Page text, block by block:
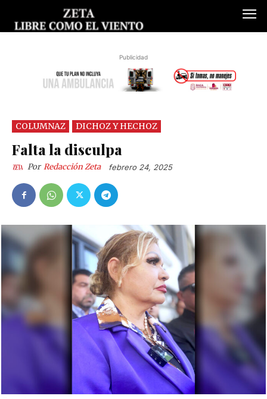
Publicidad
COLUMNAZ DICHOZ Y HECHOZ
Falta la disculpa
Por Redacción Zeta febrero 24, 2025